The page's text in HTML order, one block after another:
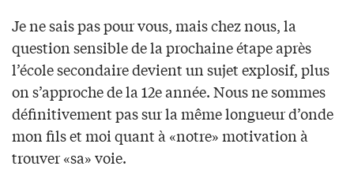
Je ne sais pas pour vous, mais chez nous, la
question sensible de la prochaine étape après
l’école secondaire devient un sujet explosif, plus
on s’approche de la 12e année. Nous ne sommes
définitivement pas sur la même longueur d’onde
mon fils et moi quant à «notre» motivation à
trouver «sa» voie.